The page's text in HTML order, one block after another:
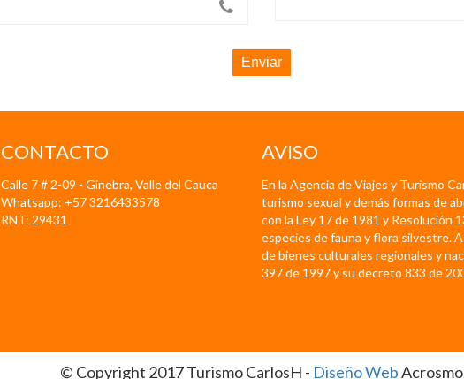
Enviar
CONTACTO
Calle 7 # 2-09 - Ginebra, Valle del Cauca
Whatsapp: +57 3216433578
RNT: 29431
AVISO
En la Agencia de Viajes y Turismo
turismo sexual y demás formas de
con la Ley 17 de 1981 y Resolución
especies de fauna y flora silvestre.
de bienes culturales regionales y
397 de 1997 y su decreto 833 de
© Copyright 2017 Turismo CarlosH - Diseño WebAcrosmo